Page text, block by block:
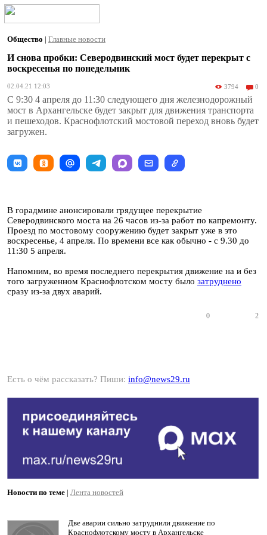
Общество | Главные новости
И снова пробки: Северодвинский мост будет перекрыт с
воскресенья по понедельник
02.04.21 12:03 3794 0
С 9:30 4 апреля до 11:30 следующего дня железнодорожный
мост в Архангельске будет закрыт для движения транспорта
и пешеходов. Краснофлотский мостовой переход вновь будет
загружен.
В горадмине анонсировали грядущее перекрытие
Северодвинского моста на 26 часов из-за работ по капремонту.
Проезд по мостовому сооружению будет закрыт уже в это
воскресенье, 4 апреля. По времени все как обычно - с 9.30 до
11:30 5 апреля.
Напомним, во время последнего перекрытия движение на и без
того загруженном Краснофлотском мосту было затруднено
сразу из-за двух аварий.
0 2
Есть о чём рассказать? Пиши: info@news29.ru
Новости по теме | Лента новостей
Две аварии сильно затруднили движение по
Краснофлотскому мосту в Архангельске